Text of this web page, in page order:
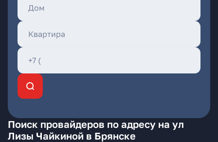
Поиск провайдеров по адресу на ул
Лизы Чайкиной в Брянске